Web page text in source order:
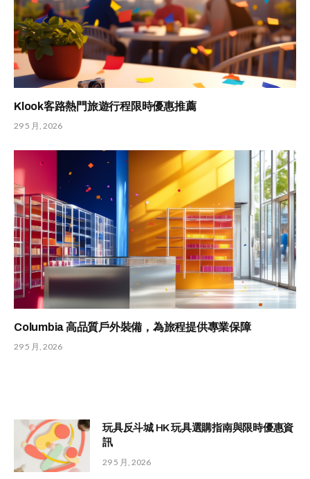
Klook客路熱門旅遊行程限時優惠推薦
29 5 月, 2026
Columbia 高品質戶外裝備，為旅程提供專業保障
29 5 月, 2026
玩具反斗城 HK 玩具選購指南與限時優惠資
訊
29 5 月, 2026